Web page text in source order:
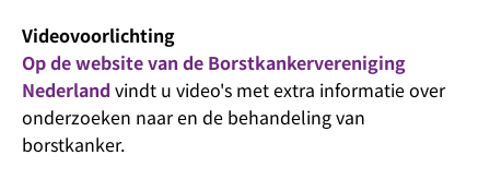
Videovoorlichting
Op de website van de Borstkankervereniging
Nederland vindt u video's met extra informatie over
onderzoeken naar en de behandeling van
borstkanker.